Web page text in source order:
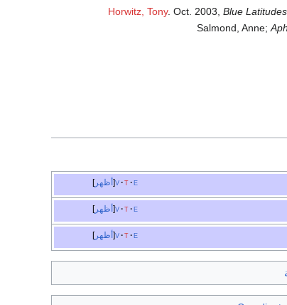
Horwitz, Tony. Oct. 2003,Blue
Salmond, Anne;
أظهر v t e
أظهر v t e
أظهر v t e